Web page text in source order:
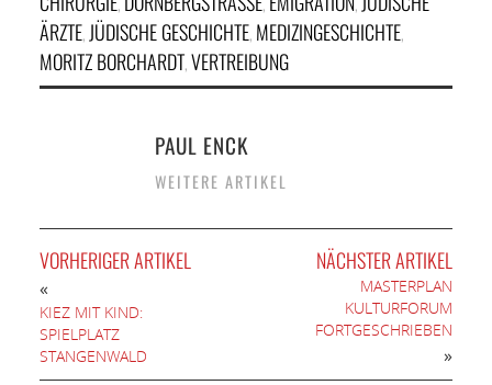
ÄRZTE,JÜDISCHE GESCHICHTE, MEDIZINGESCHICHTE,
MORITZ BORCHARDT,VERTREIBUNG
PAUL ENCK
WEITERE ARTIKEL
VORHERIGER ARTIKEL
«
KIEZ MIT KIND:
SPIELPLATZ
STANGENWALD
NÄCHSTER ARTIKEL
MASTERPLAN
KULTURFORUM
FORTGESCHRIEBEN
»